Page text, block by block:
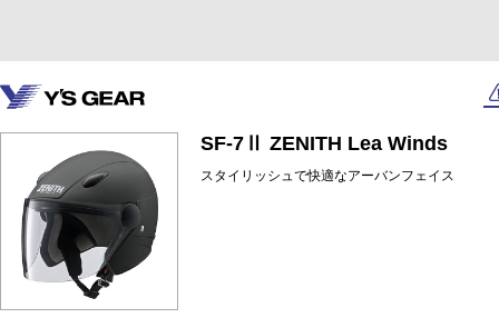
SF-7Ⅱ ZENITH Lea Winds
スタイリッシュで快適なアーバンフェイス